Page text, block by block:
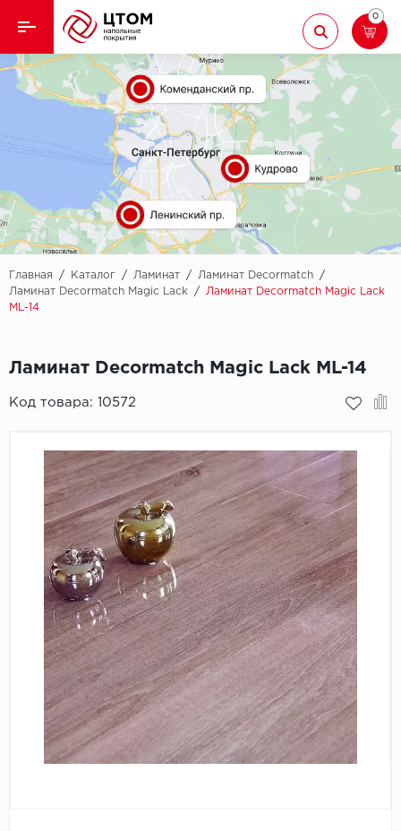
Назад
Кварцвиниловая плитка
Назад
Aberhof
Adelar
Alfa
AllureFloor
Alpine floor
Bonkeel
Classen
CorkArt Vinyl
CronaFloor
Damy Floor
Decoria
Dolce Flooring
ECO Parquet
Ламинат
Ковролин
Линолеум
Паркет
Паркетная доска
0
Главная / Каталог / Ламинат / Ламинат Decormatch
/
Ламинат Decormatch Magic Lack
/
Ламинат Decormatch Magic Lack
ML-14
Ламинат Decormatch Magic Lack ML-14
Код товара: 10572